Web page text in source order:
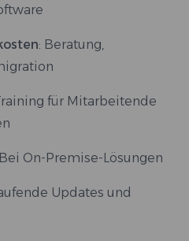
: Beratung,
für Mitarbeitende
On-Premise-Lösungen
Updates und